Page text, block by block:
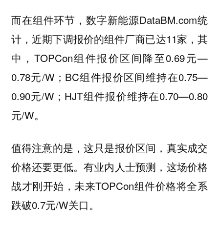
而在组件环节，数字新能源DataBM.com统
计，近期下调报价的组件厂商已达11家，其
中，TOPCon组件报价区间降至0.69元—
0.78元/W；BC组件报价区间维持在0.75—
0.90元/W；HJT组件报价维持在0.70—0.80
元/W。
值得注意的是，这只是报价区间，真实成交
价格还要更低。有业内人士预测，这场价格
战才刚开始，未来TOPCon组件价格将全系
跌破0.7元/W关口。